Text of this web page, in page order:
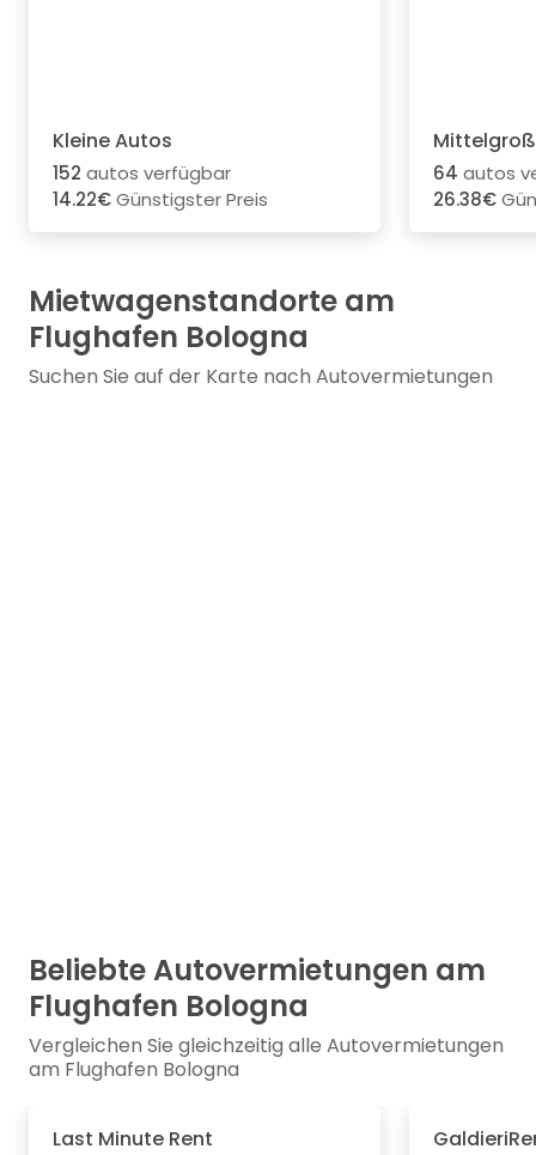
Kleine Autos
152 autos verfügbar
14.22€Günstigster Preis
64 autos
26.38€
Mietwagenstandorte am
Flughafen Bologna
Suchen Sie auf der Karte nach Autovermietungen
Beliebte Autovermietungen am
Flughafen Bologna
Vergleichen Sie gleichzeitig alle Autovermietungen
am Flughafen Bologna
Last Minute Rent